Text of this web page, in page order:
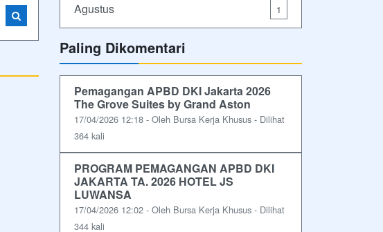
Agustus 1
Paling Dikomentari
Pemagangan APBD DKI Jakarta 2026
The Grove Suites by Grand Aston
17/04/2026 12:18 - Oleh Bursa Kerja Khusus - Dilihat
364 kali
PROGRAM PEMAGANGAN APBD DKI
JAKARTA TA. 2026 HOTEL JS
LUWANSA
17/04/2026 12:02 - Oleh Bursa Kerja Khusus - Dilihat
344 kali